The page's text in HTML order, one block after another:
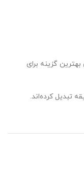
گزینه برای
تبدیل کرده‌اند.